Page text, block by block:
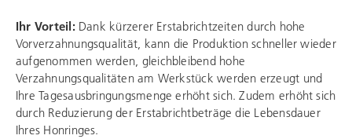
Ihr Vorteil: Dank kürzerer Erstabrichtzeiten durch hohe
Vorverzahnungsqualität, kann die Produktion schneller wieder
aufgenommen werden, gleichbleibend hohe
Verzahnungsqualitäten am Werkstück werden erzeugt und
Ihre Tagesausbringungsmenge erhöht sich. Zudem erhöht sich
durch Reduzierung der Erstabrichtbeträge die Lebensdauer
Ihres Honringes.